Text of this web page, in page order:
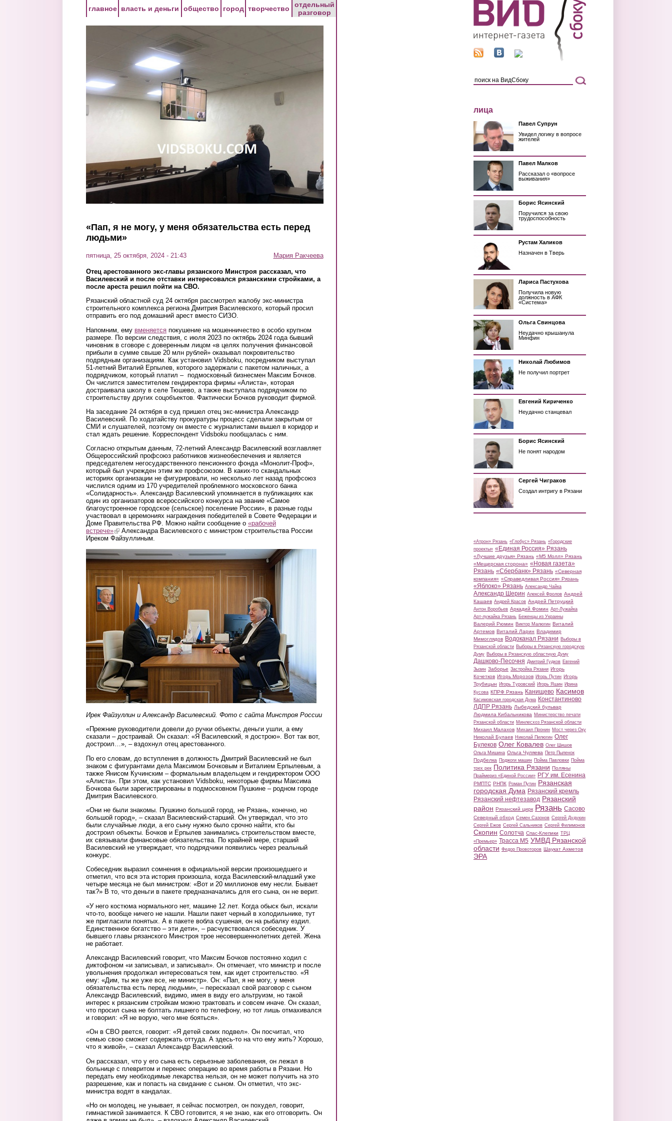
главное власть и деньги общество город творчество
отдельный
разговор
«Пап, я не могу, у меня обязательства есть перед
людьми»
пятница, 25 октября, 2024 - 21:43 Мария Ракчеева
Отец арестованного экс-главы рязанского Минстроя рассказал, что
Василевский и после отставки интересовался рязанскими стройками, а
после ареста решил пойти на СВО.
Рязанский областной суд 24 октября рассмотрел жалобу экс-министра
строительного комплекса региона Дмитрия Василевского, который просил
отправить его под домашний арест вместо СИЗО.
Напомним, ему вменяется покушение на мошенничество в особо крупном
размере. По версии следствия, с июля 2023 по октябрь 2024 года бывший
чиновник в сговоре с доверенным лицом «в целях получения финансовой
прибыли в сумме свыше 20 млн рублей» оказывал покровительство
подрядным организациям. Как установил Vidsboku, посредником выступал
51-летний Виталий Ерпылев, которого задержали с пакетом наличных, а
подрядчиком, который платил – подмосковный бизнесмен Максим Бочков.
Он числится заместителем гендиректора фирмы «Алиста», которая
достраивала школу в селе Тюшево, а также выступала подрядчиком по
строительству других соцобъектов. Фактически Бочков руководит фирмой.
На заседание 24 октября в суд пришел отец экс-министра Александр
Василевский. По ходатайству прокуратуры процесс сделали закрытым от
СМИ и слушателей, поэтому он вместе с журналистами вышел в коридор и
стал ждать решение. Корреспондент Vidsboku пообщалась с ним.
Согласно открытым данным, 72-летний Александр Василевский возглавляет
Общероссийский профсоюз работников жизнеобеспечения и является
председателем негосударственного пенсионного фонда «Монолит-Проф»,
который был учрежден этим же профсоюзом. В каких-то скандальных
историях организации не фигурировали, но несколько лет назад профсоюз
числился одним из 170 учредителей проблемного московского банка
«Солидарность». Александр Василевский упоминается в публикациях как
один из организаторов всероссийского конкурса на звание «Самое
благоустроенное городское (сельское) поселение России», в разные годы
участвовал в церемониях награждения победителей в Совете Федерации и
Доме Правительства РФ. Можно найти сообщение о «рабочей
встрече»(link is external)
Александра Василевского с министром строительства России
Иреком Файзуллиным.
foto2.jpg
Ирек Файзуллин и Александр Василевский. Фото с сайта Минстроя России
«Прежние руководители довели до ручки объекты, деньги ушли, а ему
сказали – достраивай. Он сказал: «Я Василевский, я дострою». Вот так вот,
достроил…», – вздохнул отец арестованного.
По его словам, до вступления в должность Дмитрий Василевский не был
знаком с фигурантами дела Максимом Бочковым и Виталием Ерпылевым, а
также Янисом Кучинским – формальным владельцем и гендиректором ООО
«Алиста». При этом, как установил Vidsboku, некоторые фирмы Максима
Бочкова были зарегистрированы в подмосковном Пушкине – родном городе
Дмитрия Василевского.
«Они не были знакомы. Пушкино большой город, не Рязань, конечно, но
большой город», – сказал Василевский-старший. Он утверждал, что это
были случайные люди, а его сыну нужно было срочно найти, кто бы
достроил объекты. Бочков и Ерпылев занимались строительством вместе,
их связывали финансовые обязательства. По крайней мере, старший
Василевский не утверждает, что подрядчики появились через реальный
конкурс.
Собеседник выразил сомнения в официальной версии произошедшего и
отметил, что вся эта история произошла, когда Василевский-младший уже
четыре месяца не был министром: «Вот и 20 миллионов ему несли. Бывает
так?» В то, что деньги в пакете предназначались для его сына, он не верит.
«У него костюма нормального нет, машине 12 лет. Когда обыск был, искали
что-то, вообще ничего не нашли. Нашли пакет черный в холодильнике, тут
же пригласили понятых. А в пакете вобла сушеная, он на рыбалку ездил.
Единственное богатство – эти дети», – расчувствовался собеседник. У
бывшего главы рязанского Минстроя трое несовершеннолетних детей. Жена
не работает.
Александр Василевский говорит, что Максим Бочков постоянно ходил с
диктофоном «и записывал, и записывал». Он отмечает, что министр и после
увольнения продолжал интересоваться тем, как идет строительство. «Я
ему: «Дим, ты же уже все, не министр». Он: «Пап, я не могу, у меня
обязательства есть перед людьми», – пересказал свой разговор с сыном
Александр Василевский, видимо, имея в виду его альтруизм, но такой
интерес к рязанским стройкам можно трактовать и совсем иначе. Он сказал,
что просил сына не болтать лишнего по телефону, но тот лишь отмахивался
и говорил: «Я не ворую, чего мне бояться».
«Он в СВО рвется, говорит: «Я детей своих подвел». Он посчитал, что
семью свою сможет содержать оттуда. А здесь-то на что ему жить? Хорошо,
что я живой», – сказал Александр Василевский.
Он рассказал, что у его сына есть серьезные заболевания, он лежал в
больнице с плевритом и перенес операцию во время работы в Рязани. Но
передать ему необходимые лекарства нельзя, он не может получить на это
разрешение, как и попасть на свидание с сыном. Он отметил, что экс-
министра водят в кандалах.
«Но он молодец, не унывает, я сейчас посмотрел, он похудел, говорит,
гимнастикой занимается. К СВО готовится, я не знаю, как его отговорить. Он
лица
Павел Супрун
Увидел логику в вопросе
жителей
Павел Малков
Рассказал о «вопросе
выживания»
Борис Ясинский
Поручился за свою
трудоспособность
Рустам Халиков
Назначен в Тверь
Лариса Пастухова
Получила новую
должность в АФК
«Система»
Ольга Свинцова
Неудачно крышанула
Минфин
Николай Любимов
Не получил портрет
Евгений Кириченко
Неудачно станцевал
Борис Ясинский
Не понят народом
Сергей Чиграков
Создал интригу в Рязани
«Атрон» Рязань «Глобус» Рязань «Городские
проекты» «Единая Россия» Рязань
«Лучшие друзья» Рязань «М5 Молл» Рязань
«Мещерская сторона» «Новая газета»
Рязань «Сбербанк» Рязань «Северная
компания» «Справедливая Россия» Рязань
«Яблоко» Рязань Александр Чайка
Александр Шерин Алексей Фролов Андрей
Кашаев Андрей Красов Андрей Петруцкий
Антон Воробьев Аркадий Фомин Арт-Лужайка
Арт-лужайка Рязань Беженцы из Украины
Валерий Рюмин Виктор Малюгин Виталий
Артемов Виталий Ларин Владимир
Мимоглядов Водоканал Рязани Выборы в
Рязанской области Выборы в Рязанскую городскую
Думу Выборы в Рязанскую областную Думу
Дашково-Песочня Дмитрий Гудков Евгений
Зызин Заборье Застройка Рязани Игорь
Кочетков Игорь Морозов Игорь Путин Игорь
Трубицын Игорь Туровский Игорь Яшин Ирина
Кусова КПРФ Рязань Канищево Касимов
Касимовская городская Дума Константиново
ЛДПР Рязань Лыбедский бульвар
Людмила Кибальникова Министерство печати
Рязанской области Минлесхоз Рязанской области
Михаил Малахов Михаил Пронин Мост через Оку
Николай Булаев Николай Пилюгин Олег
Булеков Олег Ковалев Олег Шишов
Ольга Мишина Ольга Чуляева Петр Пыленок
Подбелка Поджоги машин Пойма Павловки Пойма
трех рек Политика Рязани Поляны
Праймериз «Единой России» РГУ им. Есенина
РМПТС РНПК Роман Путин Рязанская
городская Дума Рязанский кремль
Рязанский нефтезавод Рязанский
район Рязанский цирк Рязань Сасово
Северный обход Семен Сазонов Сергей Дудукин
Сергей Ежов Сергей Сальников Сергей Филимонов
Скопин Солотча Спас-Клепики ТРЦ
«Премьер» Трасса М5 УМВД Рязанской
области Федор Провоторов Шаукат Ахметов
ЭРА